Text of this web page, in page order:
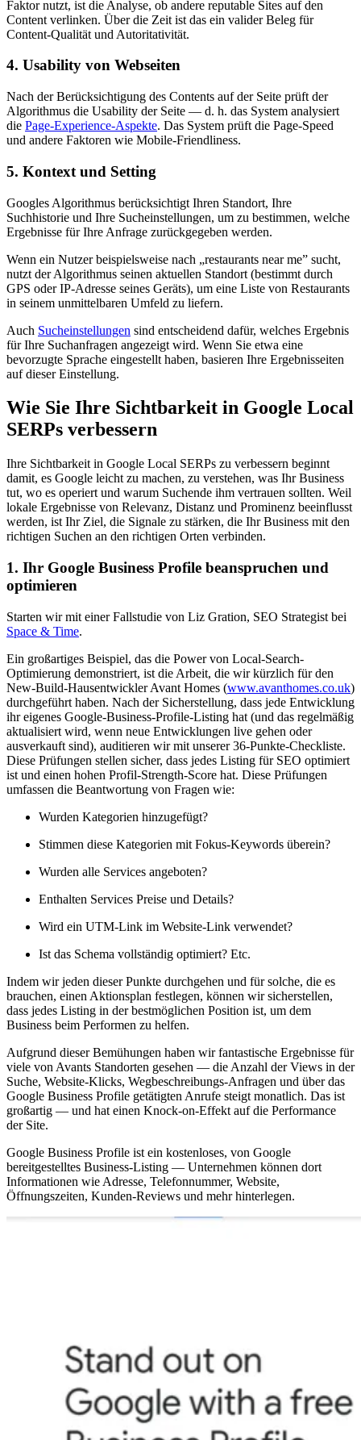
Faktor nutzt, ist die Analyse, ob andere reputable Sites auf den
Content verlinken. Über die Zeit ist das ein valider Beleg für
Content-Qualität und Autoritativität.
4. Usability von Webseiten
Nach der Berücksichtigung des Contents auf der Seite prüft der
Algorithmus die Usability der Seite — d. h. das System analysiert
die Page-Experience-Aspekte. Das System prüft die Page-Speed
und andere Faktoren wie Mobile-Friendliness.
5. Kontext und Setting
Googles Algorithmus berücksichtigt Ihren Standort, Ihre
Suchhistorie und Ihre Sucheinstellungen, um zu bestimmen, welche
Ergebnisse für Ihre Anfrage zurückgegeben werden.
Wenn ein Nutzer beispielsweise nach „restaurants near me” sucht,
nutzt der Algorithmus seinen aktuellen Standort (bestimmt durch
GPS oder IP-Adresse seines Geräts), um eine Liste von Restaurants
in seinem unmittelbaren Umfeld zu liefern.
Auch Sucheinstellungen sind entscheidend dafür, welches Ergebnis
für Ihre Suchanfragen angezeigt wird. Wenn Sie etwa eine
bevorzugte Sprache eingestellt haben, basieren Ihre Ergebnisseiten
auf dieser Einstellung.
Wie Sie Ihre Sichtbarkeit in Google Local
SERPs verbessern
Ihre Sichtbarkeit in Google Local SERPs zu verbessern beginnt
damit, es Google leicht zu machen, zu verstehen, was Ihr Business
tut, wo es operiert und warum Suchende ihm vertrauen sollten. Weil
lokale Ergebnisse von Relevanz, Distanz und Prominenz beeinflusst
werden, ist Ihr Ziel, die Signale zu stärken, die Ihr Business mit den
richtigen Suchen an den richtigen Orten verbinden.
1. Ihr Google Business Profile beanspruchen und
optimieren
Starten wir mit einer Fallstudie von Liz Gration, SEO Strategist bei
Space & Time.
Ein großartiges Beispiel, das die Power von Local-Search-
Optimierung demonstriert, ist die Arbeit, die wir kürzlich für den
New-Build-Hausentwickler Avant Homes (www.avanthomes.co.uk)
durchgeführt haben. Nach der Sicherstellung, dass jede Entwicklung
ihr eigenes Google-Business-Profile-Listing hat (und das regelmäßig
aktualisiert wird, wenn neue Entwicklungen live gehen oder
ausverkauft sind), auditieren wir mit unserer 36-Punkte-Checkliste.
Diese Prüfungen stellen sicher, dass jedes Listing für SEO optimiert
ist und einen hohen Profil-Strength-Score hat. Diese Prüfungen
umfassen die Beantwortung von Fragen wie:
Wurden Kategorien hinzugefügt?
Stimmen diese Kategorien mit Fokus-Keywords überein?
Wurden alle Services angeboten?
Enthalten Services Preise und Details?
Wird ein UTM-Link im Website-Link verwendet?
Ist das Schema vollständig optimiert? Etc.
Indem wir jeden dieser Punkte durchgehen und für solche, die es
brauchen, einen Aktionsplan festlegen, können wir sicherstellen,
dass jedes Listing in der bestmöglichen Position ist, um dem
Business beim Performen zu helfen.
Aufgrund dieser Bemühungen haben wir fantastische Ergebnisse für
viele von Avants Standorten gesehen — die Anzahl der Views in der
Suche, Website-Klicks, Wegbeschreibungs-Anfragen und über das
Google Business Profile getätigten Anrufe steigt monatlich. Das ist
großartig — und hat einen Knock-on-Effekt auf die Performance
der Site.
Google Business Profile ist ein kostenloses, von Google
bereitgestelltes Business-Listing — Unternehmen können dort
Informationen wie Adresse, Telefonnummer, Website,
Öffnungszeiten, Kunden-Reviews und mehr hinterlegen.